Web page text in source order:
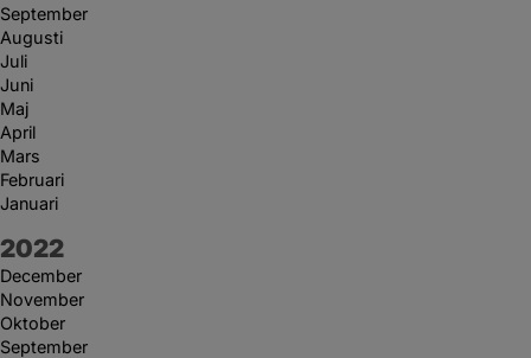
September
Augusti
Juli
Juni
Maj
April
Mars
Februari
Januari
År:
2022
December
November
Oktober
September